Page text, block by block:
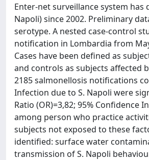
Enter-net surveillance system
Napoli) since 2002. Preliminary
serotype. A nested case-control
notiﬁcation in Lombardia from
Cases have been deﬁned as
and controls as subjects affected
2185 salmonellosis notiﬁcations
Infection due to S. Napoli were
Ratio (OR)=3,82; 95% Conﬁdence
among person who practice
subjects not exposed to these
identiﬁed: surface water
transmission of S. Napoli